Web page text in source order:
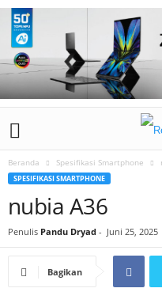
Beranda Spesifikasi Smartphone
SPESIFIKASI SMARTPHONE
nubia A36
Penulis Pandu Dryad - Juni 25, 2025
Bagikan